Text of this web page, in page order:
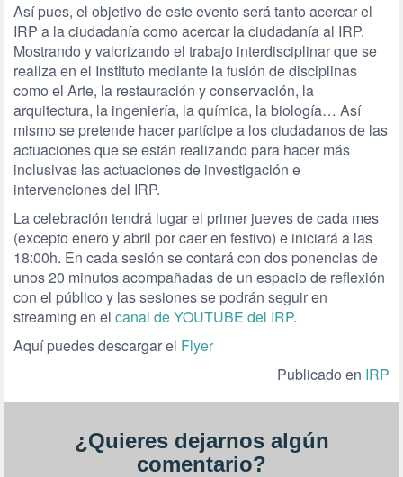
Así pues, el objetivo de este evento será tanto acercar el
IRP a la ciudadanía como acercar la ciudadanía al IRP.
Mostrando y valorizando el trabajo interdisciplinar que se
realiza en el Instituto mediante la fusión de disciplinas
como el Arte, la restauración y conservación, la
arquitectura, la ingeniería, la química, la biología… Así
mismo se pretende hacer partícipe a los ciudadanos de las
actuaciones que se están realizando para hacer más
inclusivas las actuaciones de investigación e
intervenciones del IRP.
La celebración tendrá lugar el primer jueves de cada mes
(excepto enero y abril por caer en festivo) e iniciará a las
18:00h. En cada sesión se contará con dos ponencias de
unos 20 minutos acompañadas de un espacio de reflexión
con el público y las sesiones se podrán seguir en
streaming en el canal de YOUTUBE del IRP.
Aquí puedes descargar el Flyer
Publicado en IRP
¿Quieres dejarnos algún
comentario?